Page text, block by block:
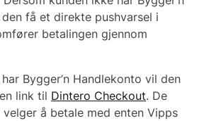
få et direkte pushvarsel i
betalingen gjennom
Bygger’n Handlekonto vil den
link til Dintero Checkout. De
å betale med enten Vipps